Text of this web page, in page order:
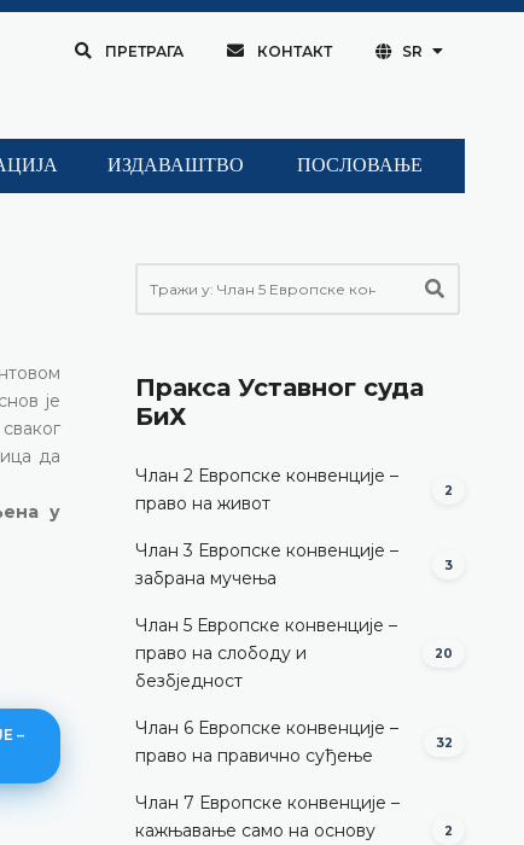
ПРЕТРАГА КОНТАКТ SR
ИЗДАВАШТВО ПОСЛОВАЊЕ
је
да
у
–
Пракса Уставног суда
БиХ
Члан 2 Европске конвенције –
право на живот
2
Члан 3 Европске конвенције –
забрана мучења
3
Члан 5 Европске конвенције –
право на слободу и
безбједност
20
Члан 6 Европске конвенције –
право на правично суђење
32
Члан 7 Европске конвенције –
кажњавање само на основу
2